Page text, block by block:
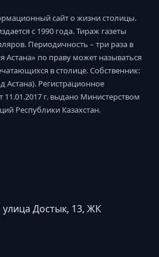
сайт о жизни столицы.
с 1990 года. Тираж газеты
Периодичность – три раза в
Астана» по праву может называться
в столице. Собственник:
Астана). Регистрационное
11.01.2017 г. выдано Министерством
Республики Казахстан.
улица Достык, 13, ЖК